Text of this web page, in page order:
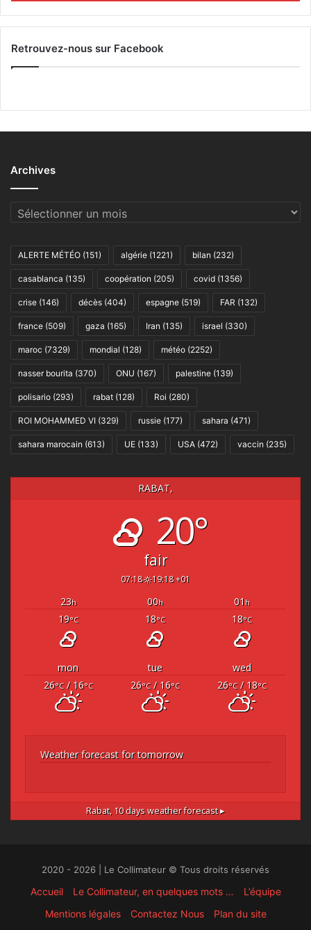
Retrouvez-nous sur Facebook
Archives
Archives
ALERTE MÉTÉO (151) algérie (1221) bilan (232)
casablanca (135) coopération (205) covid (1356)
crise (146) décès (404) espagne (519) FAR (132)
france (509) gaza (165) Iran (135) israel (330)
maroc (7329) mondial (128) météo (2252)
nasser bourita (370) ONU (167) palestine (139)
polisario (293) rabat (128) Roi (280)
ROI MOHAMMED VI (329) russie (177) sahara (471)
sahara marocain (613) UE (133) USA (472) vaccin (235)
RABAT,
20°
fair
07:18 19:18 +01
23h 00h 01 h
19°C 18°C 18°C
mon tue
wed
26°C/ 16°C 26°C/ 16°C 26°C/ 18°C
Weather forecast for tomorrow
Rabat, 10 days weather forecast ▸
2020 - 2026 | Le Collimateur © Tous droits réservés
Accueil Le Collimateur, en quelques mots …
L’équipe
Mentions légales
Contactez Nous Plan du site